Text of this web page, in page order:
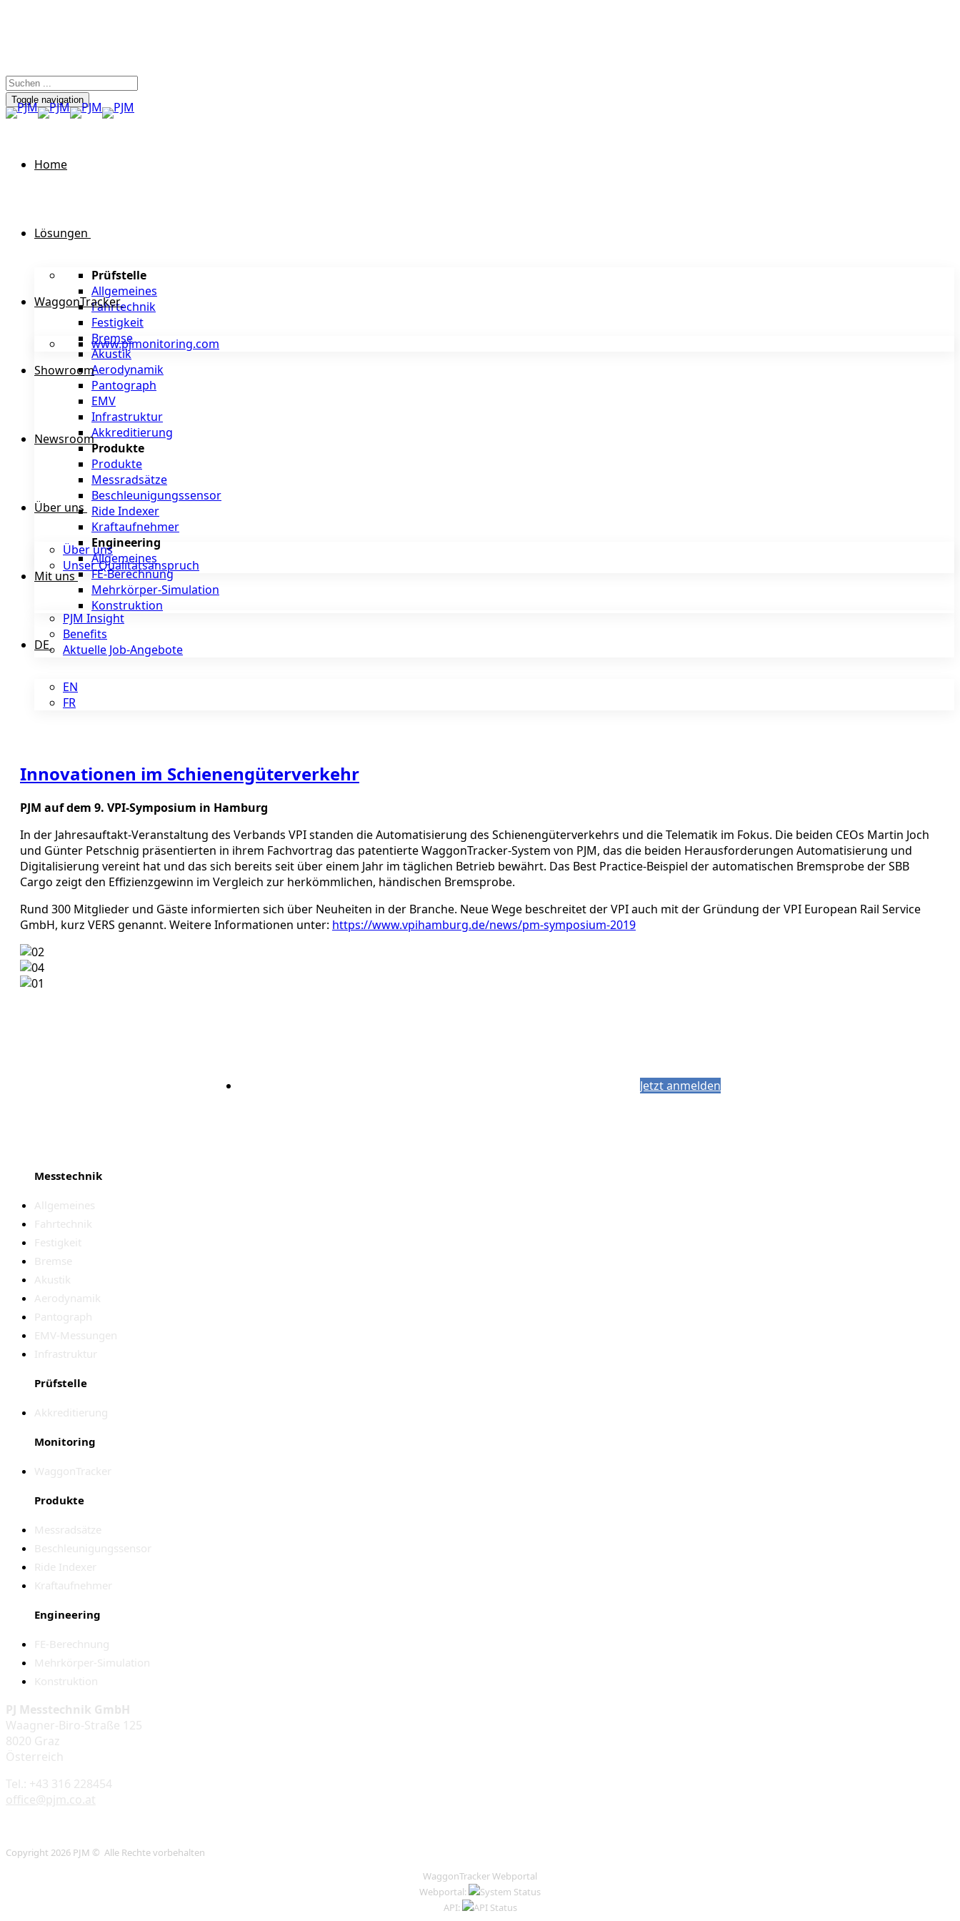
Toggle navigation
Home
Lösungen
Prüfstelle
Allgemeines
Fahrtechnik
Festigkeit
Bremse
Akustik
Aerodynamik
Pantograph
EMV
Infrastruktur
Akkreditierung
Produkte
Produkte
Messradsätze
Beschleunigungssensor
Ride Indexer
Kraftaufnehmer
Engineering
Allgemeines
FE-Berechnung
Mehrkörper-Simulation
Konstruktion
WaggonTracker
www.pjmonitoring.com
Showroom
Newsroom
Über uns
Über uns
Unser Qualitätsanspruch
Mit uns
PJM Insight
Benefits
Aktuelle Job-Angebote
DE
EN
FR
Innovationen im Schienengüterverkehr
PJM auf dem 9. VPI-Symposium in Hamburg
In der Jahresauftakt-Veranstaltung des Verbands VPI standen die Automatisierung des Schienengüterverkehrs und die Telematik im Fokus. Die beiden CEOs Martin Joch
und Günter Petschnig präsentierten in ihrem Fachvortrag das patentierte WaggonTracker-System von PJM, das die beiden Herausforderungen Automatisierung und
Digitalisierung vereint hat und das sich bereits seit über einem Jahr im täglichen Betrieb bewährt. Das Best Practice-Beispiel der automatischen Bremsprobe der SBB
Cargo zeigt den Effizienzgewinn im Vergleich zur herkömmlichen, händischen Bremsprobe.
Rund 300 Mitglieder und Gäste informierten sich über Neuheiten in der Branche. Neue Wege beschreitet der VPI auch mit der Gründung der VPI European Rail Service
GmbH, kurz VERS genannt. Weitere Informationen unter: https://www.vpihamburg.de/news/pm-symposium-2019
Jetzt anmelden
Messtechnik
Allgemeines
Fahrtechnik
Festigkeit
Bremse
Akustik
Aerodynamik
Pantograph
EMV-Messungen
Infrastruktur
Prüfstelle
Akkreditierung
Monitoring
WaggonTracker
Produkte
Messradsätze
Beschleunigungssensor
Ride Indexer
Kraftaufnehmer
Engineering
FE-Berechnung
Mehrkörper-Simulation
Konstruktion
PJ Messtechnik GmbH
Waagner-Biro-Straße 125
8020 Graz
Österreich
Tel.: +43 316 228454
office@pjm.co.at
Copyright 2026 PJM © Alle Rechte vorbehalten
WaggonTracker Webportal
Webportal:
API: